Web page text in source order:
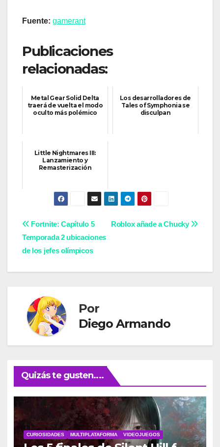
Fuente: gamerant
Publicaciones
relacionadas:
Metal Gear Solid Delta
traerá de vuelta el modo
oculto más polémico
Los desarrolladores de
Tales of Symphonia se
disculpan
Little Nightmares III:
Lanzamiento y
Remasterización
Navegación
de
entradas
Roblox añade a Chucky
Fortnite: Capítulo 5
Temporada 2 ubicaciones
de los jefes olímpicos
Por
Diego Armando
Quizás te gusten....
CURIOSIDADES MULTIPLATAFORMA VIDEOJUEGOS